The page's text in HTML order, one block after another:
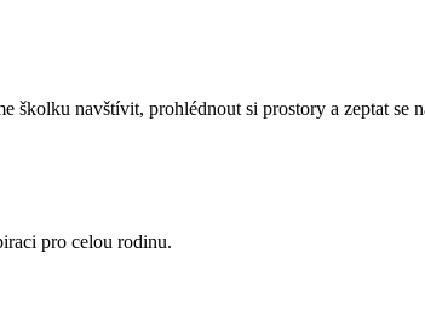
školku navštívit, prohlédnout si prostory a zeptat
pro celou rodinu.